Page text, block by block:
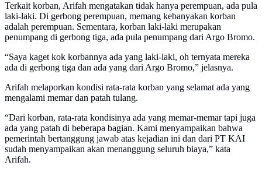
Terkait korban, Arifah mengatakan tidak hanya perempuan, ada pula
laki-laki. Di gerbong perempuan, memang kebanyakan korban
adalah perempuan. Sementara, korban laki-laki merupakan
penumpang di gerbong tiga, ada pula penumpang dari Argo Bromo.
“Saya kaget kok korbannya ada yang laki-laki, oh ternyata mereka
ada di gerbong tiga dan ada yang dari Argo Bromo,” jelasnya.
Arifah melaporkan kondisi rata-rata korban yang selamat ada yang
mengalami memar dan patah tulang.
“Dari korban, rata-rata kondisinya ada yang memar-memar tapi juga
ada yang patah di beberapa bagian. Kami menyampaikan bahwa
pemerintah bertanggung jawab atas kejadian ini dan dari PT KAI
sudah menyampaikan akan menanggung seluruh biaya,” kata
Arifah.